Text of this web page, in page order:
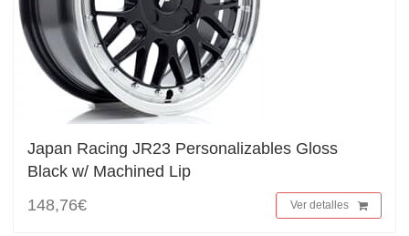
Japan Racing JR23 Personalizables Gloss
Black w/ Machined Lip
148,76€
Ver detalles